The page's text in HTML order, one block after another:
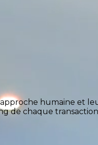
humaine et
de chaque